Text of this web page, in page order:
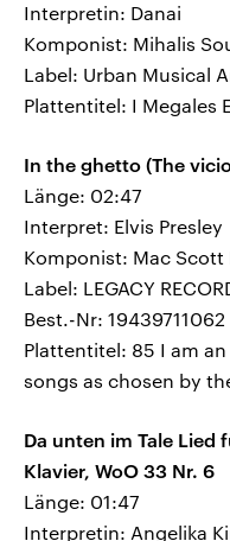
Interpretin: Danai
Komponist: Mihalis
Label: Urban Musical
Plattentitel: I Megales
In the ghetto (The
Länge: 02:47
Interpret: Elvis Presley
Komponist: Mac Scott
Label: LEGACY
Best.-Nr: 19439711062
Plattentitel: 85 I am
songs as chosen by
Da unten im Tale Lied
Klavier, WoO 33 Nr. 6
Länge: 01:47
Interpretin: Angelika